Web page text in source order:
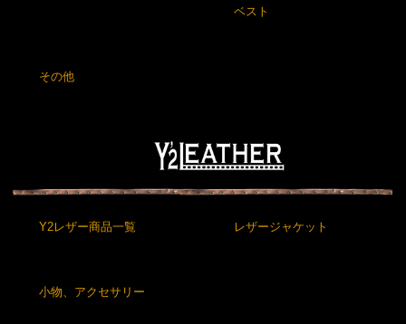
ベスト
その他
Y2レザー商品一覧 レザージャケット
小物、アクセサリー